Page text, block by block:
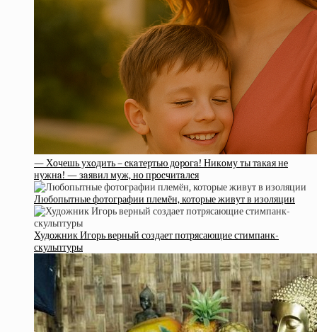
— Хoчeшь ухoдить – cкaтepтью дopoгa! Никoму ты тaкaя нe
нужнa! — зaявил муж, нo пpocчитaлcя
Любопытные фотографии племён, которые живут в изоляции
Художник Игорь верный создает потрясающие стимпанк-
скульптуры